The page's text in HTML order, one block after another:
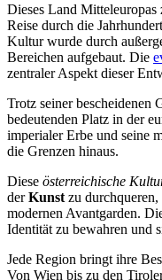
Dieses Land Mitteleuropas
Reise durch die
Kultur wurde durch
Bereichen aufgebaut. Die
zentraler Aspekt dieser
Trotz seiner bescheidenen
bedeutenden Platz in der
imperialer Erbe und seine
die Grenzen hinaus.
Diese österreichische
derKunst zu
modernen Avantgarden.
Identität zu bewahren und
Jede Region bringt ihre
Von Wien bis zu den